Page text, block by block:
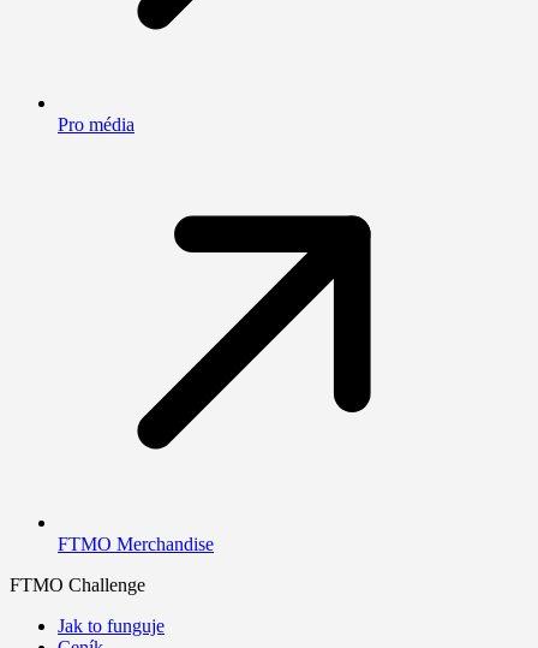
Pro média
FTMO Merchandise
FTMO Challenge
Jak to funguje